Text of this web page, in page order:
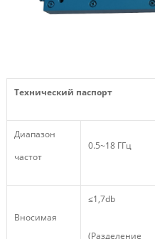
Технический паспорт
Диапазон
частот
0.5~18 ГГц
Вносимая
≤1,7db
(Разделение